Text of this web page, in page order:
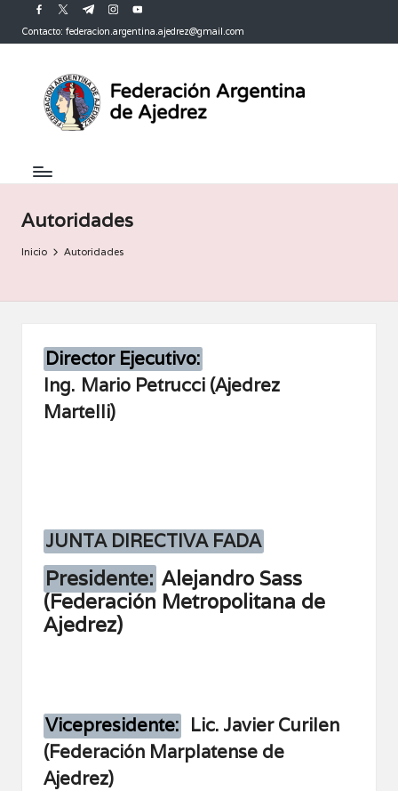
Saltar
contenido
facebook.com
twitter.com
t.me instagram.com
youtube.com
Contacto: federacion.argentina.ajedrez@gmail.com
Autoridades
Inicio Autoridades
Director Ejecutivo:
Ing. Mario Petrucci (Ajedrez
Martelli)
JUNTA DIRECTIVA FADA
Presidente: Alejandro Sass
(Federación Metropolitana de
Ajedrez)
Vicepresidente: Lic. Javier Curilen
(Federación Marplatense de
Ajedrez)